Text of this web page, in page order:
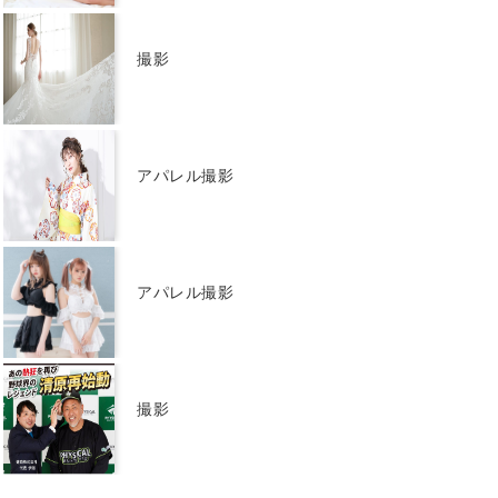
撮影
アパレル撮影
アパレル撮影
撮影